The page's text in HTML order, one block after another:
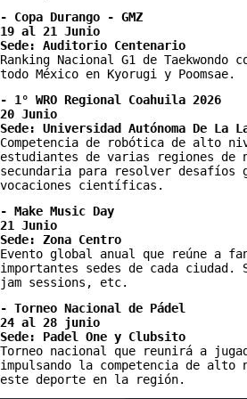
- Copa Durango - GMZ
19 al 21 Junio
Sede: Auditorio Centenario
Ranking Nacional G1 de
todo México en Kyorugi y Poomsae.
- 1° WRO Regional Coahuila 2026
20 Junio
Sede: Universidad Autónoma De La
Competencia de robótica de alto
estudiantes de varias regiones
secundaria para resolver
vocaciones científicas.
- Make Music Day
21 Junio
Sede: Zona Centro
Evento global anual que reúne a
importantes sedes de cada
jam sessions, etc.
- Torneo Nacional de Pádel
24 al 28 junio
Sede: Padel One y Clubsito
Torneo nacional que reunirá a
impulsando la competencia de
este deporte en la región.